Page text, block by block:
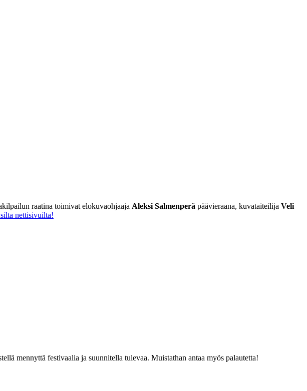
raatina toimivat elokuvaohjaaja Aleksi Salmenperä päävieraana, kuvataiteilija Veli
nettisivuilta!
mennyttä festivaalia ja suunnitella tulevaa. Muistathan antaa myös palautetta!